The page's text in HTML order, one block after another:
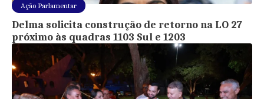
Ação Parlamentar
Delma solicita construção de retorno na LO 27
próximo às quadras 1103 Sul e 1203